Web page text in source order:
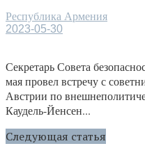
Республика Армения
2023-05-30
Секретарь Совета
мая провел встречу с
Австрии по
Каудель-Йенсен...
Следующая статья